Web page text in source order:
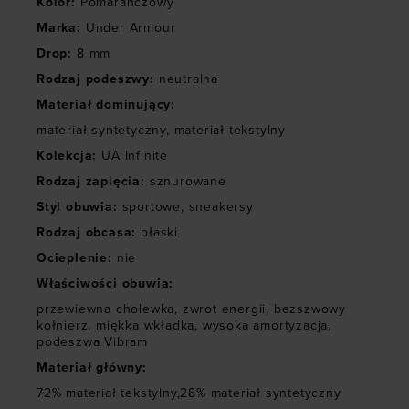
Marka: Under Armour
Drop: 8 mm
Rodzaj podeszwy: neutralna
Materiał dominujący:
materiał syntetyczny, materiał tekstylny
Kolekcja: UA Infinite
Rodzaj zapięcia: sznurowane
Styl obuwia: sportowe, sneakersy
Rodzaj obcasa: płaski
Ocieplenie: nie
Właściwości obuwia:
przewiewna cholewka, zwrot energii, bezszwowy
kołnierz, miękka wkładka, wysoka amortyzacja,
podeszwa Vibram
Materiał główny:
72% materiał tekstylny,28% materiał syntetyczny